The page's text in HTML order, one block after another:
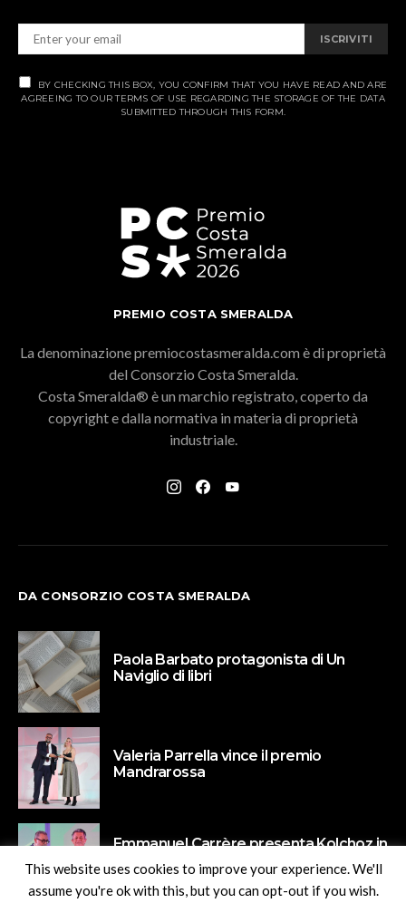
ISCRIVITI
BY CHECKING THIS BOX, YOU CONFIRM THAT YOU HAVE READ AND ARE
AGREEING TO OUR TERMS OF USE REGARDING THE STORAGE OF THE DATA
SUBMITTED THROUGH THIS FORM.
PREMIO COSTA SMERALDA
La denominazione premiocostasmeralda.com è di proprietà
del Consorzio Costa Smeralda.
Costa Smeralda® è un marchio registrato, coperto da
copyright e dalla normativa in materia di proprietà
industriale.
DA CONSORZIO COSTA SMERALDA
Paola Barbato protagonista di Un
Naviglio di libri
Valeria Parrella vince il premio
Mandrarossa
Emmanuel Carrère presenta Kolchoz in
Puglia: tra i moderatori anche Chiara
Valerio
This website uses cookies to improve your experience. We'll
assume you're ok with this, but you can opt-out if you wish.